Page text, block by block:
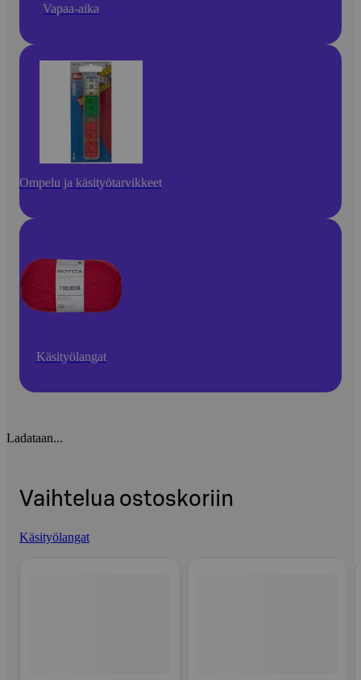
Vapaa-aika
Ompelu ja käsityötarvikkeet
Käsityölangat
Ladataan...
Vaihtelua ostoskoriin
Käsityölangat